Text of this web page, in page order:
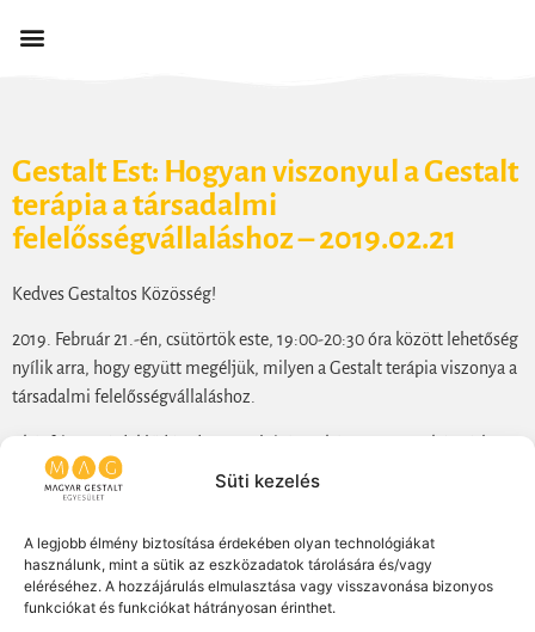
Süti kezelés
A legjobb élmény biztosítása érdekében olyan technológiákat
használunk, mint a sütik az eszközadatok tárolására és/vagy
eléréséhez. A hozzájárulás elmulasztása vagy visszavonása bizonyos
funkciókat és funkciókat hátrányosan érinthet.
Gestalt Est: Hogyan viszonyul a Gestalt
terápia a társadalmi
felelősségvállaláshoz – 2019.02.21
Kedves Gestaltos Közösség!
2019. Február 21.-én, csütörtök este, 19:00-20:30 óra között lehetőség
nyílik arra, hogy együtt megéljük, milyen a Gestalt terápia viszonya a
társadalmi felelősségvállaláshoz.
vagy már gyakorló Gestalt terapeuta vagy, itt a lehetőség, hogy
együtt megfogalmazzuk, hogyan látjuk ezt a helyzetet és merre
Szeretnénk, ha a Ti véleményetek is jelen lehetne 2019. február 28.-án
az EAGT TCR ülésén, amire az Egyesület is hivatalos.